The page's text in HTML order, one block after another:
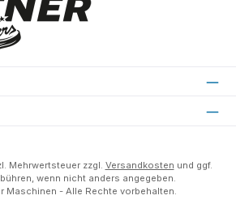
Mehrwertsteuer zzgl. Versandkosten und ggf.
wenn nicht anders angegeben.
Maschinen - Alle Rechte vorbehalten.